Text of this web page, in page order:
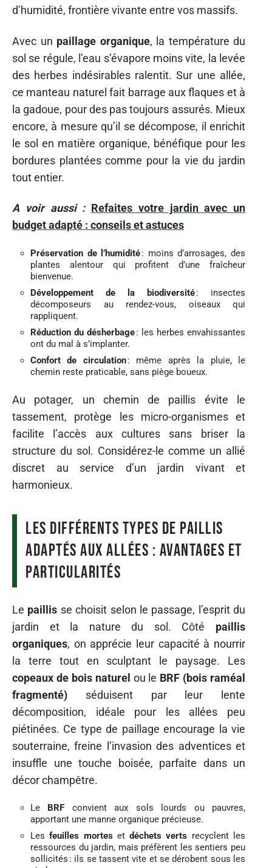
d’humidité, frontière vivante entre vos massifs.
Avec un paillage organique, la température du
sol se régule, l’eau s’évapore moins vite, la levée
des herbes indésirables ralentit. Sur une allée,
ce manteau naturel fait barrage aux flaques et à
la gadoue, pour des pas toujours assurés. Mieux
encore, à mesure qu’il se décompose, il enrichit
le sol en matière organique, bénéfique pour les
bordures plantées comme pour la vie du jardin
tout entier.
A voir aussi : Refaites votre jardin avec un
budget adapté : conseils et astuces
Préservation de l’humidité: moins d’arrosages, des
plantes alentour qui profitent d’une fraîcheur
bienvenue.
Développement de la biodiversité: insectes
décomposeurs au rendez-vous, oiseaux qui
rappliquent.
Réduction du désherbage: les herbes envahissantes
ont du mal à s’implanter.
Confort de circulation: même après la pluie, le
chemin reste praticable, sans piège boueux.
Au potager, un chemin de paillis évite le
tassement, protège les micro-organismes et
facilite l’accès aux cultures sans briser la
structure du sol. Considérez-le comme un allié
discret au service d’un jardin vivant et
harmonieux.
Les différents types de paillis
adaptés aux allées : avantages et
particularités
Le paillis se choisit selon le passage, l’esprit du
jardin et la nature du sol. Côté paillis
organiques, on apprécie leur capacité à nourrir
la terre tout en sculptant le paysage. Les
copeaux de bois naturel ou le BRF (bois raméal
fragmenté) séduisent par leur lente
décomposition, idéale pour les allées peu
piétinées. Ce type de paillage encourage la vie
souterraine, freine l’invasion des adventices et
insuffle une touche boisée, parfaite dans un
décor champêtre.
Le BRF convient aux sols lourds ou pauvres,
apportant une manne organique précieuse.
Lesfeuilles mortes etdéchets verts recyclent les
ressources du jardin, mais préfèrent les sentiers peu
sollicités : ils se tassent vite et se dérobent sous les